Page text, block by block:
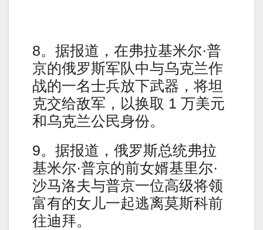
8。据报道，在弗拉基米尔·普
京的俄罗斯军队中与乌克兰作
战的一名士兵放下武器，将坦
克交给敌军，以换取 1 万美元
和乌克兰公民身份。
9。据报道，俄罗斯总统弗拉
基米尔·普京的前女婿基里尔·
沙马洛夫与普京一位高级将领
富有的女儿一起逃离莫斯科前
往迪拜。